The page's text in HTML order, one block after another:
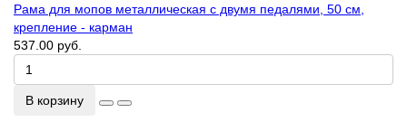
Рама для мопов металлическая с двумя педалями, 50 см,
крепление - карман
537.00 руб.
В корзину